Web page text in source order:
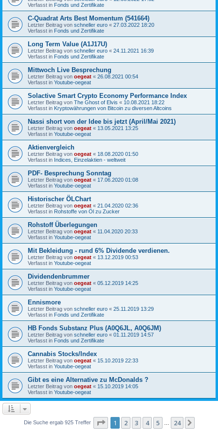
Verfasst in Fonds und Zertifikate
C-Quadrat Arts Best Momentum (541664)
Letzter Beitrag von schneller euro « 27.03.2022 18:20
Verfasst in Fonds und Zertifikate
Long Term Value (A1J17U)
Letzter Beitrag von schneller euro « 24.11.2021 16:39
Verfasst in Fonds und Zertifikate
Mittwoch Live Besprechung
Letzter Beitrag von oegeat « 26.08.2021 00:54
Verfasst in Youtube-oegeat
Solactive Smart Crypto Economy Performance Index
Letzter Beitrag von The Ghost of Elvis « 10.08.2021 18:22
Verfasst in Kryptowährungen von Bitcoin zu diversen Altcoins
Nassi short von der Idee bis jetzt (April/Mai 2021)
Letzter Beitrag von oegeat « 13.05.2021 13:25
Verfasst in Youtube-oegeat
Aktienvergleich
Letzter Beitrag von oegeat « 18.08.2020 01:50
Verfasst in Indices, Einzelaktien - weltweit
PDF- Besprechung Sonntag
Letzter Beitrag von oegeat « 17.06.2020 01:08
Verfasst in Youtube-oegeat
Historischer ÖLChart
Letzter Beitrag von oegeat « 21.04.2020 02:36
Verfasst in Rohstoffe von Öl zu Zucker
Rohstoff Überlegungen
Letzter Beitrag von oegeat « 11.04.2020 20:33
Verfasst in Youtube-oegeat
Mit Bekleidung - rund 6% Dividende verdienen.
Letzter Beitrag von oegeat « 13.12.2019 00:53
Verfasst in Youtube-oegeat
Dividendenbrummer
Letzter Beitrag von oegeat « 05.12.2019 14:25
Verfasst in Youtube-oegeat
Ennismore
Letzter Beitrag von schneller euro « 25.11.2019 13:29
Verfasst in Fonds und Zertifikate
HB Fonds Substanz Plus (A0Q6JL, A0Q6JM)
Letzter Beitrag von schneller euro « 01.11.2019 14:57
Verfasst in Fonds und Zertifikate
Cannabis Stocks/Index
Letzter Beitrag von oegeat « 15.10.2019 22:33
Verfasst in Youtube-oegeat
Gibt es eine Alternative zu McDonalds ?
Letzter Beitrag von oegeat « 15.10.2019 14:05
Verfasst in Youtube-oegeat
Die Suche ergab 925 Treffer Seite 1von 24
1 2 3 4 5 24